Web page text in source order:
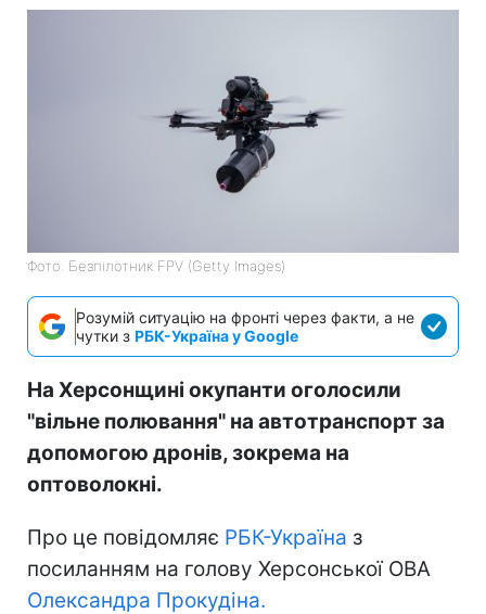
Фото: Безпілотник FPV (Getty Images)
Розумій ситуацію на фронті через факти, а не
чутки з РБК-Україна у Google
На Херсонщині окупанти оголосили
"вільне полювання" на автотранспорт за
допомогою дронів, зокрема на
оптоволокні.
Про це повідомляє РБК-Україна з
посиланням на голову Херсонської ОВА
Олександра Прокудіна.